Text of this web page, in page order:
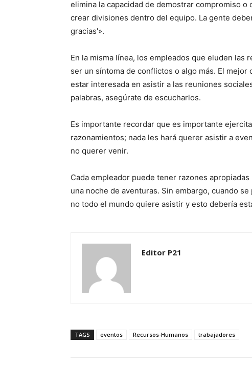
elimina la capacidad de demostrar compromiso
crear divisiones dentro del equipo. La gente
gracias'».
En la misma línea, los empleados que eluden
ser un síntoma de conflictos o algo más. El
estar interesada en asistir a las reuniones
palabras, asegúrate de escucharlos.
Es importante recordar que es importante
razonamientos; nada les hará querer asistir a
no querer venir.
Cada empleador puede tener razones
una noche de aventuras. Sin embargo, cuando
no todo el mundo quiere asistir y esto debería
Editor P21
TAGS eventos Recursos-Humanos trabajadores